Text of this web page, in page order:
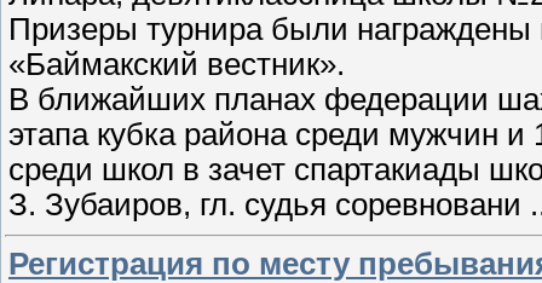
Призеры турнира были награждены
«Баймакский вестник».
В ближайших планах федерации
этапа кубка района среди мужчин и
среди школ в зачет спартакиады
З. Зубаиров, гл. судья соревновани
Регистрация по месту